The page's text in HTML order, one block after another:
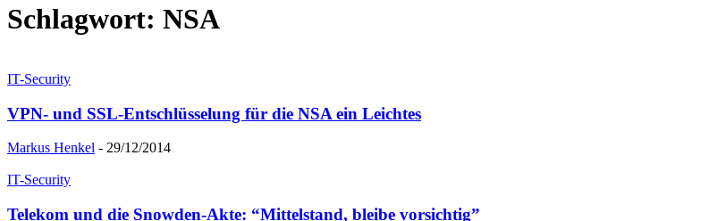
Schlagwort: NSA
IT-Security
VPN- und SSL-Entschlüsselung für die NSA ein Leichtes
Markus Henkel - 29/12/2014
IT-Security
Telekom und die Snowden-Akte: “Mittelstand, bleibe vorsichtig”